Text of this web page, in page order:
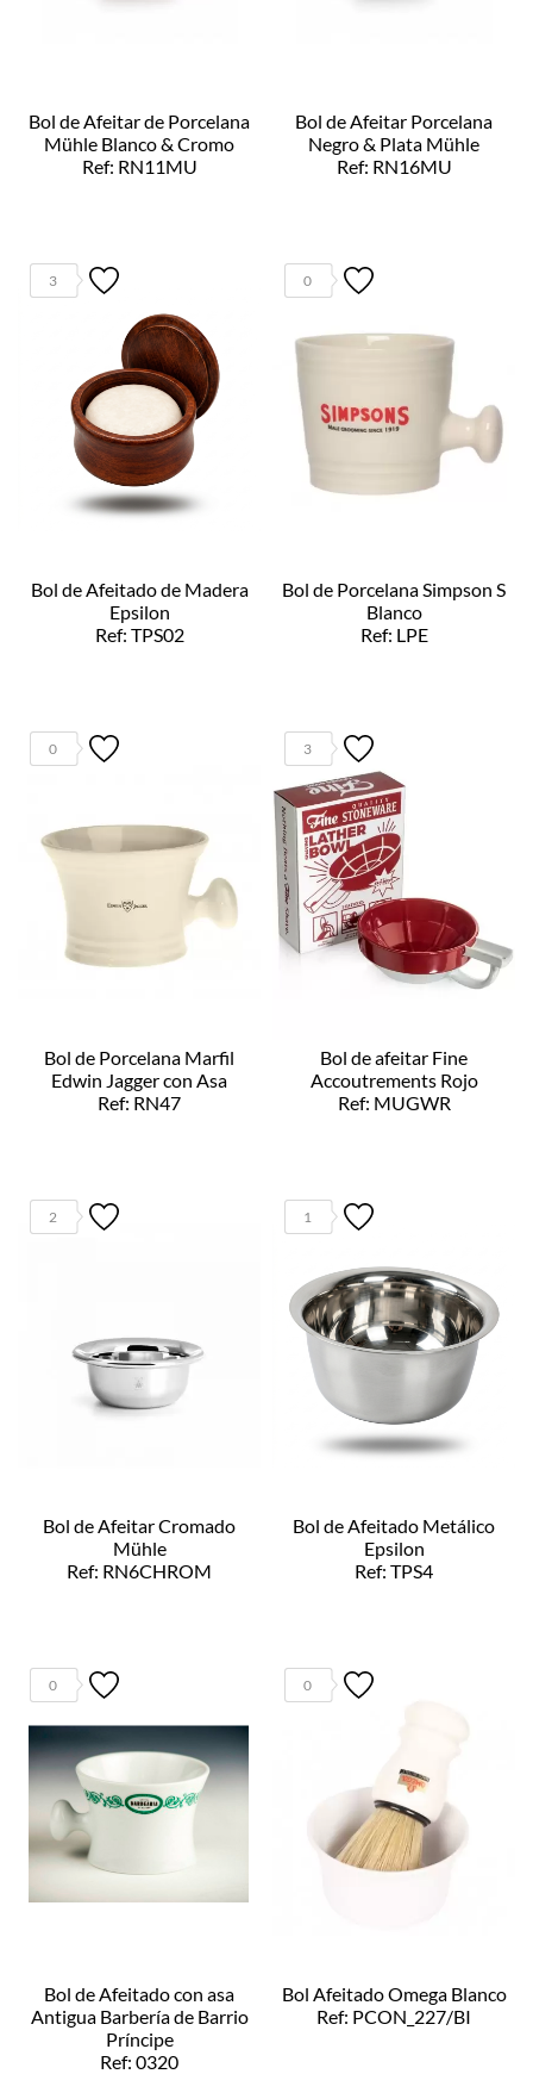
Bol de Afeitar de Porcelana
Mühle Blanco & Cromo
Ref: RN11MU
Bol de Afeitar Porcelana
Negro & Plata Mühle
Ref: RN16MU
3
Bol de Afeitado de Madera
Epsilon
Ref: TPS02
0
Bol de Porcelana Simpson S
Blanco
Ref: LPE
0
Bol de Porcelana Marfil
Edwin Jagger con Asa
Ref: RN47
3
Bol de afeitar Fine
Accoutrements Rojo
Ref: MUGWR
2
Bol de Afeitar Cromado
Mühle
Ref: RN6CHROM
1
Bol de Afeitado Metálico
Epsilon
Ref: TPS4
0
Bol de Afeitado con asa
Antigua Barbería de Barrio
Príncipe
Ref: 0320
0
Bol Afeitado Omega Blanco
Ref: PCON_227/BI